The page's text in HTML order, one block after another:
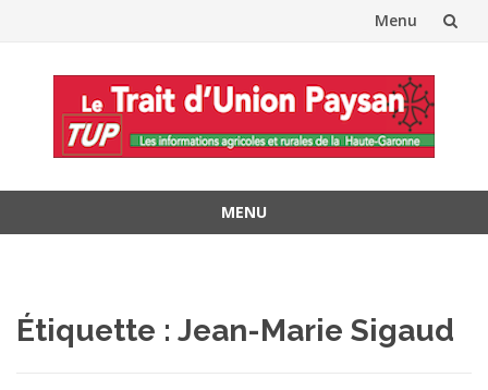
Menu
contenu
MENU
Étiquette : Jean-Marie Sigaud